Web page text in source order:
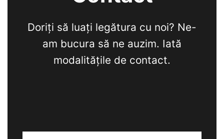
Doriți să luați legătura cu noi? Ne-
am bucura să ne auzim. Iată
modalitățile de contact.